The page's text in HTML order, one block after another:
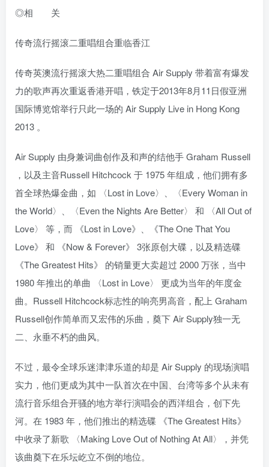
◎相 关
传奇流行摇滚二重唱组合重临香江
传奇英澳流行摇滚大热二重唱组合 Air Supply 带着富有爆发
力的歌声再次重返香港开唱，铁定于2013年8月11日假亚洲
国际博览馆举行只此一场的 Air Supply Live in Hong Kong
2013 。
Air Supply 由身兼词曲创作及和声的结他手 Graham Russell
，以及主音Russell Hitchcock 于 1975 年组成，他们拥有多
首全球热爆金曲，如 〈Lost in Love〉、〈Every Woman in
the World〉、〈Even the Nights Are Better〉 和 〈All Out of
Love〉 等，而 《Lost in Love》、《The One That You
Love》 和 《Now & Forever》 3张原创大碟，以及精选碟
《The Greatest Hits》 的销量更大卖超过 2000 万张，当中
1980 年推出的单曲 〈Lost in Love〉 更成为当年的年度金
曲。Russell Hitchcock标志性的响亮男高音，配上 Graham
Russell创作简单而又宏伟的乐曲，奠下 Air Supply独一无
二、永垂不朽的曲风。
不过，最令全球乐迷津津乐道的却是 Air Supply 的现场演唱
实力，他们更成为其中一队首次在中国、台湾等多个从未有
流行音乐组合开骚的地方举行演唱会的西洋组合，创下先
河。在 1983 年，他们推出的精选碟 《The Greatest Hits》
中收录了新歌 〈Making Love Out of Nothing At All〉，并凭
该曲奠下在乐坛屹立不倒的地位。